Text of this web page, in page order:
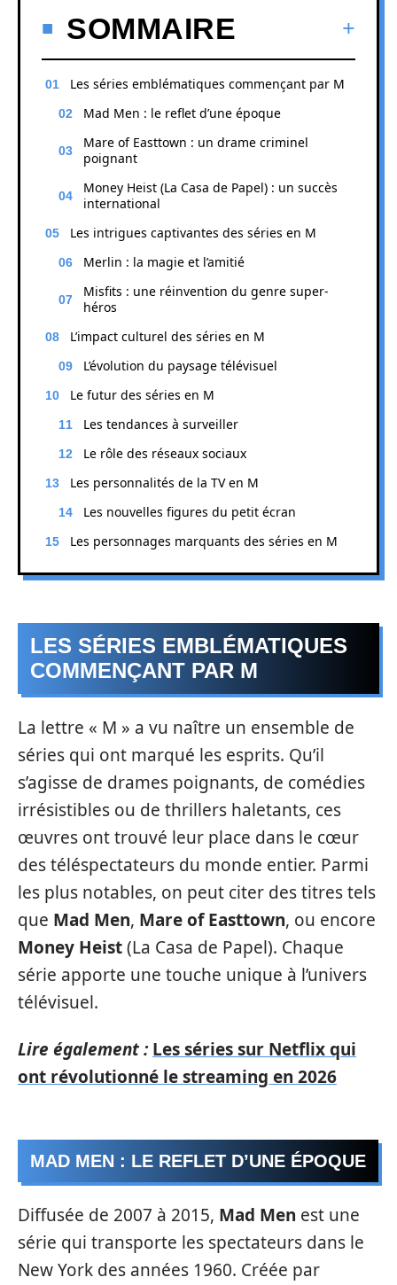
SOMMAIRE
Les séries emblématiques commençant par M
Mad Men : le reflet d’une époque
Mare of Easttown : un drame criminel
poignant
Money Heist (La Casa de Papel) : un succès
international
Les intrigues captivantes des séries en M
Merlin : la magie et l’amitié
Misfits : une réinvention du genre super-
héros
L’impact culturel des séries en M
L’évolution du paysage télévisuel
Le futur des séries en M
Les tendances à surveiller
Le rôle des réseaux sociaux
Les personnalités de la TV en M
Les nouvelles figures du petit écran
Les personnages marquants des séries en M
LES SÉRIES EMBLÉMATIQUES
COMMENÇANT PAR M
La lettre « M » a vu naître un ensemble de
séries qui ont marqué les esprits. Qu’il
s’agisse de drames poignants, de comédies
irrésistibles ou de thrillers haletants, ces
œuvres ont trouvé leur place dans le cœur
des téléspectateurs du monde entier. Parmi
les plus notables, on peut citer des titres tels
que Mad Men, Mare of Easttown, ou encore
Money Heist(La Casa de Papel). Chaque
série apporte une touche unique à l’univers
télévisuel.
Lire également : Les séries sur Netflix qui
ont révolutionné le streaming en 2026
MAD MEN : LE REFLET D’UNE ÉPOQUE
Diffusée de 2007 à 2015, Mad Men est une
série qui transporte les spectateurs dans le
New York des années 1960. Créée par